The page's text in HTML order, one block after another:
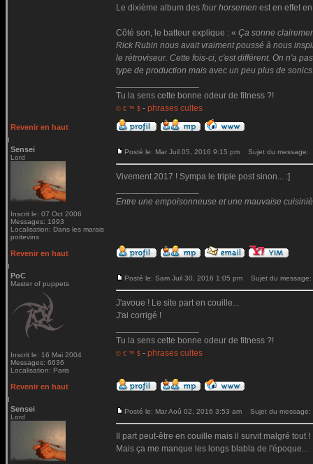
Le dixième album des four horsemen est en effet
Côté son, le batteur explique : « Ça sonne
Rick Rubin nous avait vraiment poussé à nous
le rétroviseur. Cette fois-ci, c'est différent. On n'a
type de production mais avec un peu plus de
Tu la sens cette bonne odeur de fitness ?!
© € ™ $ - phrases cultes
Revenir en haut
Sensei
Lord
Inscrit le: 07 Oct 2006
Messages: 1993
Localisation: Dans les marais
poitevins
Posté le: Mar Juil 05, 2016 9:15 pm Sujet du message:
Vivement 2017 ! Sympa le triple post sinon... :]
Entre une empoisonneuse et une mauvaise
Revenir en haut
PoC
Master of puppets
Inscrit le: 16 Mai 2004
Messages: 6636
Localisation: Paris
Posté le: Sam Juil 30, 2016 1:05 pm Sujet du message:
J'avoue ! Le site part en couille...
J'ai corrigé !
Tu la sens cette bonne odeur de fitness ?!
© € ™ $ - phrases cultes
Revenir en haut
Sensei
Lord
Posté le: Mar Aoû 02, 2016 3:53 am Sujet du message:
Il part peut-être en couille mais il survit malgré tout !
Mais ça me manque les longs blabla de l'époque...